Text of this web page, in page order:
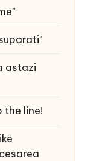
astazi
the line!